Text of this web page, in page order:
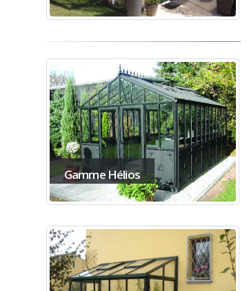
Gamme Hélios